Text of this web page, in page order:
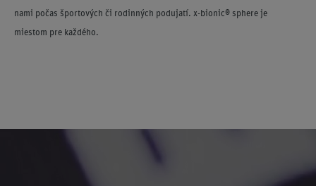
nami počas športových či rodinných podujatí. x-bionic® sphere je
miestom pre každého.